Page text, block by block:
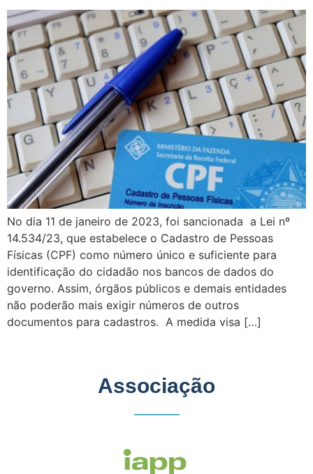
No dia 11 de janeiro de 2023, foi sancionada a Lei nº
14.534/23, que estabelece o Cadastro de Pessoas
Físicas (CPF) como número único e suficiente para
identificação do cidadão nos bancos de dados do
governo. Assim, órgãos públicos e demais entidades
não poderão mais exigir números de outros
documentos para cadastros. A medida visa […]
Associação